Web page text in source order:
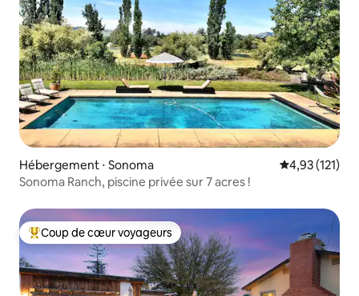
Hébergement ⋅ Sonoma Évaluation
4,93 (121)
Sonoma Ranch, piscine privée sur 7 acres !
Coups de cœur voyageurs les plus appréciés
Coup de cœur voyageurs